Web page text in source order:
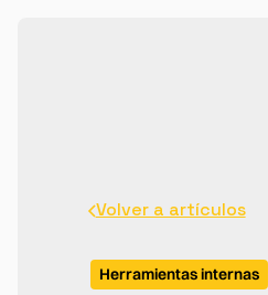
Volver a artículos
Herramientas internas